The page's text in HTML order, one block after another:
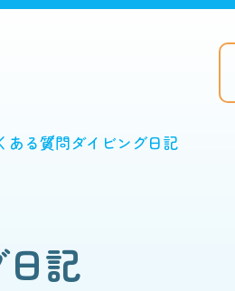
ある質問ダイビング日記
記